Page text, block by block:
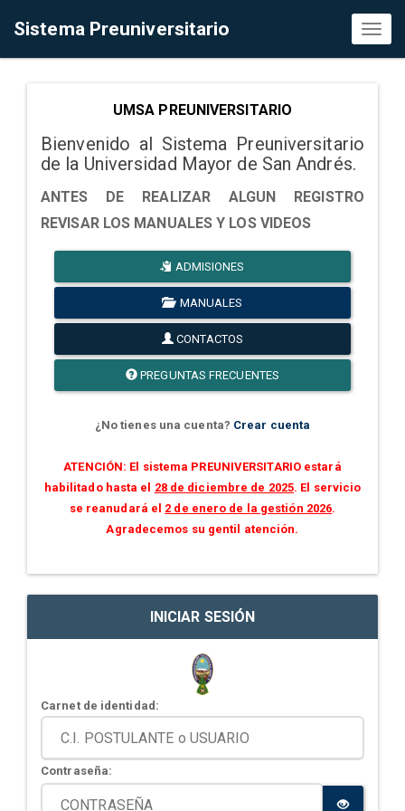
Sistema Preuniversitario
UMSA PREUNIVERSITARIO
Bienvenido al Sistema Preuniversitario
de la Universidad Mayor de San Andrés.
ANTES DE REALIZAR ALGUN REGISTRO
REVISAR LOS MANUALES Y LOS VIDEOS
ADMISIONES
MANUALES
CONTACTOS
PREGUNTAS FRECUENTES
¿No tienes una cuenta? Crear cuenta
ATENCIÓN: El sistema PREUNIVERSITARIO estará
habilitado hasta el 28 de diciembre de 2025. El servicio
se reanudará el 2 de enero de la gestión 2026.
Agradecemos su gentil atención.
INICIAR SESIÓN
Carnet de identidad:
Contraseña: